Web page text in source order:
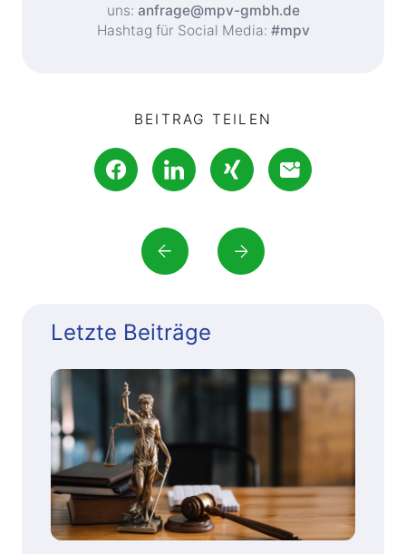
uns: anfrage@mpv-gmbh.de
Hashtag für Social Media: #mpv
BEITRAG TEILEN
Letzte Beiträge